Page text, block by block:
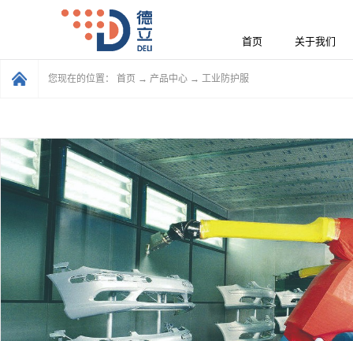
首页 关于我们
您现在的位置： 首页 → 产品中心 → 工业防护服